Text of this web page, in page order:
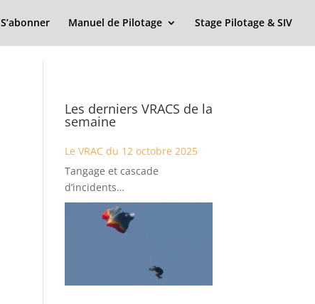
S’abonner Manuel de Pilotage Stage Pilotage & SIV
Les derniers VRACS de la
semaine
Le VRAC du 12 octobre 2025
Tangage et cascade
d’incidents…